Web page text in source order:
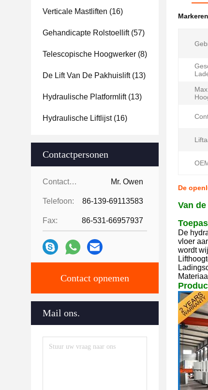
Verticale Mastliften (16)
Gehandicapte Rolstoellift(57)
Telescopische Hoogwerker (8)
De Lift Van De Pakhuislift(13)
Hydraulische Platformlift(13)
Hydraulische Liftlijst(16)
Contactpersonen
Contactpersonen: Mr. Owen
Telefoon: 86-139-69113583
Fax: 86-531-66957937
Contact opnemen
Mail ons.
De
Van
De
vloer
wordt